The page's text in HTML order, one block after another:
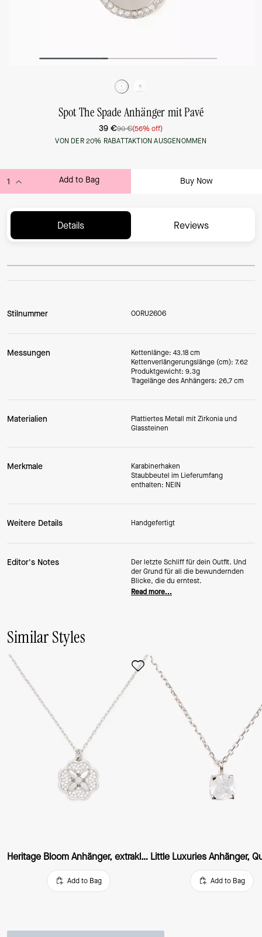
Spot The Spade Anhänger mit Pavé
39 €90 €(56% off)
VON DER 20% RABATTAKTION AUSGENOMMEN
Add to Bag Buy Now
Details Reviews
Stilnummer O0RU2606
Messungen
Kettenlänge: 43.18 cm
Kettenverlängerungslänge (cm): 7.62
Produktgewicht: 9.3g
Tragelänge des Anhängers: 26,7 cm
Materialien
Plattiertes Metall mit Zirkonia und
Glassteinen
Merkmale
Karabinerhaken
Staubbeutel im Lieferumfang
enthalten: NEIN
Weitere Details Handgefertigt
Editor's Notes
Der letzte Schliff für dein Outfit. Und
der Grund für all die bewundernden
Blicke, die du erntest.
Read more...
Similar Styles
Heritage Bloom Anhänger, extraklein
Add to Bag Add to Bag